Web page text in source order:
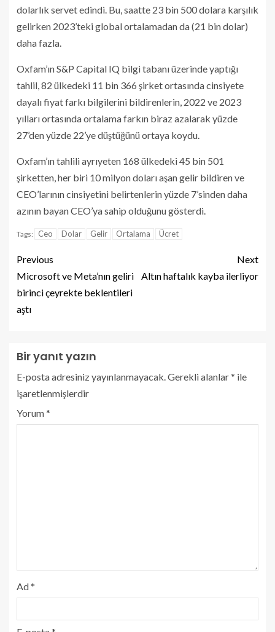
dolarlık servet edindi. Bu, saatte 23 bin 500 dolara karşılık
gelirken 2023’teki global ortalamadan da (21 bin dolar)
daha fazla.
Oxfam’ın S&P Capital IQ bilgi tabanı üzerinde yaptığı
tahlil, 82 ülkedeki 11 bin 366 şirket ortasında cinsiyete
dayalı fiyat farkı bilgilerini bildirenlerin, 2022 ve 2023
yılları ortasında ortalama farkın biraz azalarak yüzde
27’den yüzde 22’ye düştüğünü ortaya koydu.
Oxfam’ın tahlili ayrıyeten 168 ülkedeki 45 bin 501
şirketten, her biri 10 milyon doları aşan gelir bildiren ve
CEO’larının cinsiyetini belirtenlerin yüzde 7’sinden daha
azının bayan CEO’ya sahip olduğunu gösterdi.
Tags: Ceo Dolar Gelir Ortalama Ücret
Previous
Microsoft ve Meta’nın geliri
birinci çeyrekte beklentileri
aştı
Next
Altın haftalık kayba ilerliyor
Bir yanıt yazın
E-posta adresiniz yayınlanmayacak.Gerekli alanlar* ile
işaretlenmişlerdir
Yorum*
Ad*